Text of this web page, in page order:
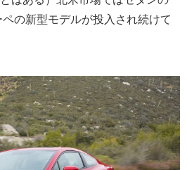
の新型モデルが投入され続けて